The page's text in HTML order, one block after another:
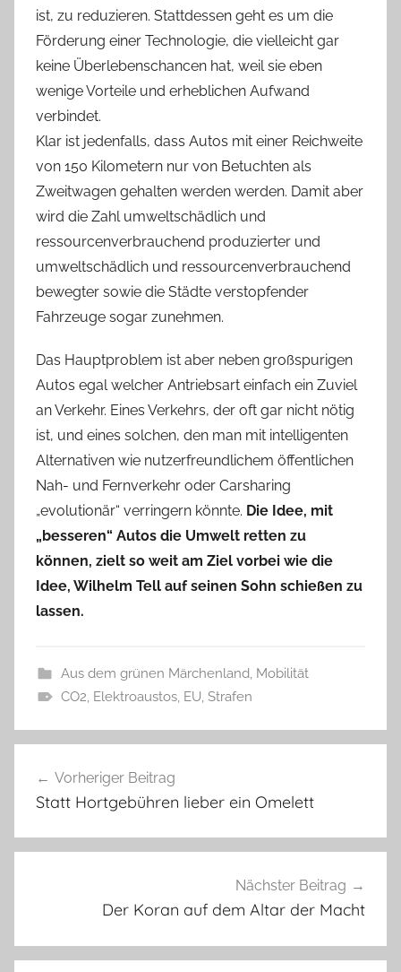
ist, zu reduzieren. Stattdessen geht es um die
Förderung einer Technologie, die vielleicht gar
keine Überlebenschancen hat, weil sie eben
wenige Vorteile und erheblichen Aufwand
verbindet.
Klar ist jedenfalls, dass Autos mit einer Reichweite
von 150 Kilometern nur von Betuchten als
Zweitwagen gehalten werden werden. Damit aber
wird die Zahl umweltschädlich und
ressourcenverbrauchend produzierter und
umweltschädlich und ressourcenverbrauchend
bewegter sowie die Städte verstopfender
Fahrzeuge sogar zunehmen.
Das Hauptproblem ist aber neben großspurigen
Autos egal welcher Antriebsart einfach ein Zuviel
an Verkehr. Eines Verkehrs, der oft gar nicht nötig
ist, und eines solchen, den man mit intelligenten
Alternativen wie nutzerfreundlichem öffentlichen
Nah- und Fernverkehr oder Carsharing
„evolutionär“ verringern könnte. Die Idee, mit
„besseren“ Autos die Umwelt retten zu
können, zielt so weit am Ziel vorbei wie die
Idee, Wilhelm Tell auf seinen Sohn schießen zu
lassen.
Aus dem grünen Märchenland, Mobilität
CO2, Elektroaustos, EU, Strafen
Vorheriger Beitrag
Statt Hortgebühren lieber ein Omelett
Nächster Beitrag
Der Koran auf dem Altar der Macht